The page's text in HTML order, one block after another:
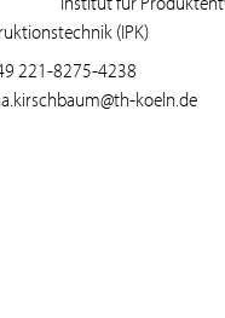
(IPK)
221-8275-4238
koeln.de